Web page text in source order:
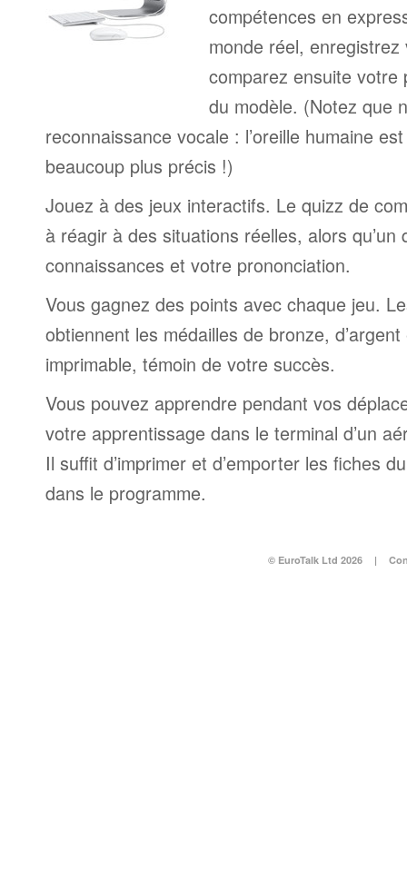
compétences en
monde réel,
comparez ensuite votre
du modèle. (Notez que
reconnaissance vocale : l’oreille humaine
beaucoup plus précis !)
Jouez à des jeux interactifs. Le quizz de
à réagir à des situations réelles, alors
connaissances et votre prononciation.
Vous gagnez des points avec chaque jeu.
obtiennent les médailles de bronze,
imprimable, témoin de votre succès.
Vous pouvez apprendre pendant vos
votre apprentissage dans le terminal d’un
Il suffit d’imprimer et d’emporter les fiches
dans le programme.
© EuroTalk Ltd 2026 |